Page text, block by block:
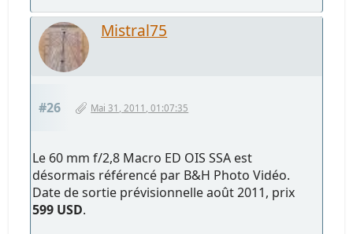
Mistral75
#26 Mai 31, 2011, 01:07:35
Le 60 mm f/2,8 Macro ED OIS SSA est
désormais référencé par B&H Photo Vidéo.
Date de sortie prévisionnelle août 2011, prix
599 USD.